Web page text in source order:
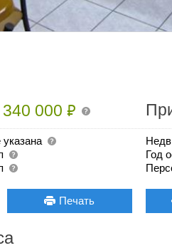
340 000₽
указана
Год
Печать